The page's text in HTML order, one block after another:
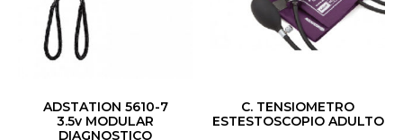
ADSTATION 5610-7
3.5v MODULAR
DIAGNOSTICO
C. TENSIOMETRO
ESTESTOSCOPIO ADULTO